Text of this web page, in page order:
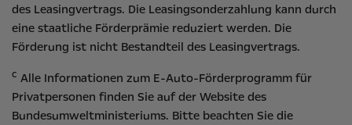
des Leasingvertrags. Die Leasingsonderzahlung kann durch
eine staatliche Förderprämie reduziert werden. Die
Förderung ist nicht Bestandteil des Leasingvertrags.
c Alle Informationen zum E-Auto-Förderprogramm für
Privatpersonen finden Sie auf der Website des
Bundesumweltministeriums. Bitte beachten Sie die